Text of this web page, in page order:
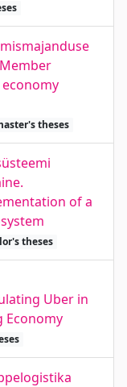
theses
of a
theses
Uber in
Economy